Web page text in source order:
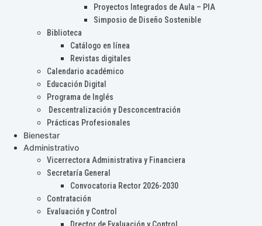
Proyectos Integrados de Aula – PIA
Simposio de Diseño Sostenible
Biblioteca
Catálogo en línea
Revistas digitales
Calendario académico
Educación Digital
Programa de Inglés
Descentralización y Desconcentración
Prácticas Profesionales
Bienestar
Administrativo
Vicerrectora Administrativa y Financiera
Secretaría General
Convocatoria Rector 2026-2030
Contratación
Evaluación y Control